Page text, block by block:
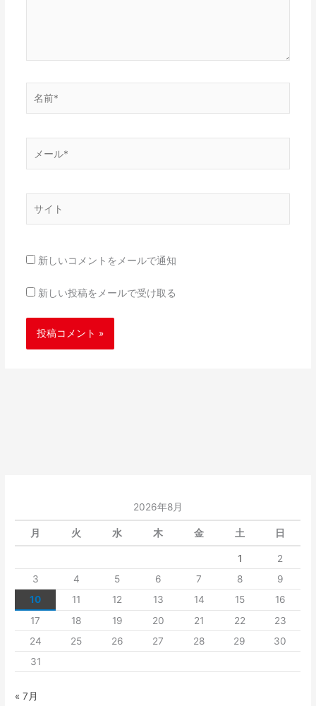
ー
*
新しいコメントをメールで通知
新しい投稿をメールで受け取る
2026年8月
月 火 水 木 金 土 日
1
2
3
4 5 6 7 8
9
10
11 12 13 14 15
16
17
18 19 20 21 22
23
24
25 26 27 28 29
30
31
« 7月